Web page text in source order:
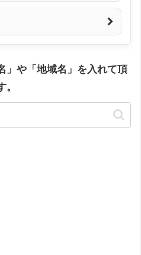
」や「地域名」を入れて頂